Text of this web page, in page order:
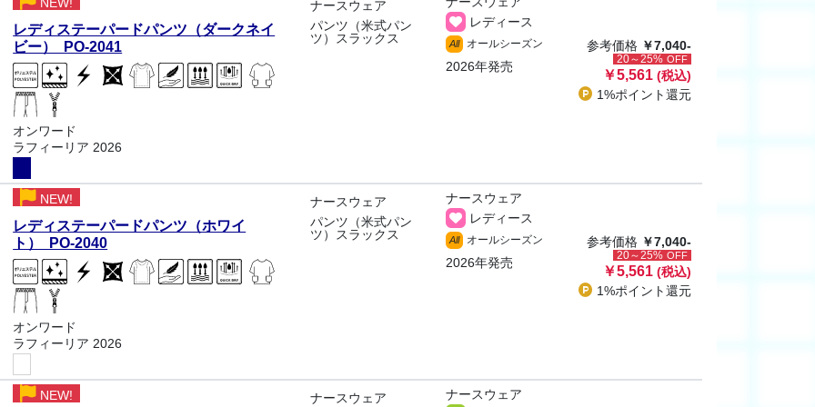
レディステーパードパンツ（ダークネイ
ビー） PO-2041
オンワード
ラフィーリア 2026
ナースウェア
パンツ（米式パン
ツ）スラックス
レディース
All オールシーズン
2026年発売
参考価格 ￥7,040-
20～25% OFF
￥5,561 (税込)
1%ポイント還元
NEW!
レディステーパードパンツ（ホワイ
ト） PO-2040
オンワード
ラフィーリア 2026
ナースウェア
パンツ（米式パン
ツ）スラックス
ナースウェア
レディース
All オールシーズン
2026年発売
参考価格 ￥7,040-
20～25% OFF
￥5,561 (税込)
1%ポイント還元
NEW! ナースウェア ナースウェア